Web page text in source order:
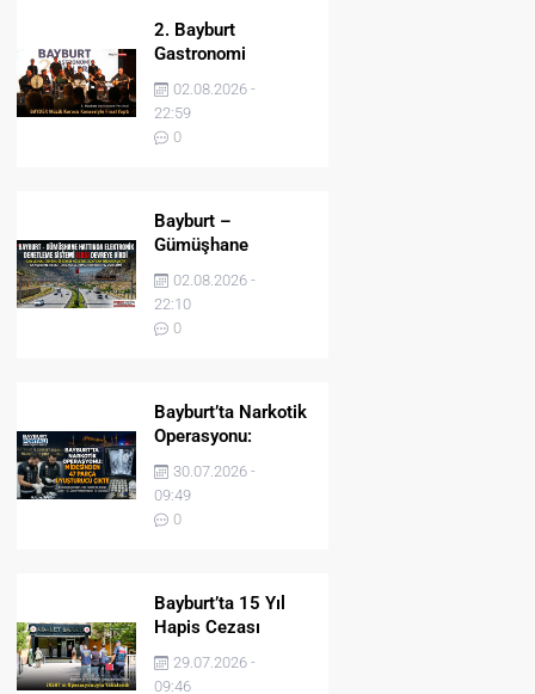
2. Bayburt
Gastronomi
Festivali BAYDER
Müzik Korosu
Konseriyle Final
Yaptı
02.08.2026 -
22:59
0
Bayburt –
Gümüşhane
Hattında Elektronik
Denetleme Sistemi
(EDS) Devreye Girdi
02.08.2026 -
22:10
0
Bayburt’ta Narkotik
Operasyonu:
Midesinden 47
Parça Uyuşturucu
Çıktı!
30.07.2026 -
09:49
0
Bayburt’ta 15 Yıl
Hapis Cezası
Bulunan Şahıs
JASAT’ın
29.07.2026 -
09:46